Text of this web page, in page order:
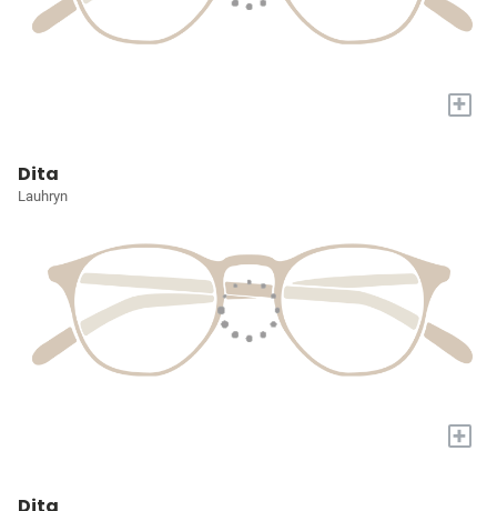
+
Dita
Lauhryn
+
Dita